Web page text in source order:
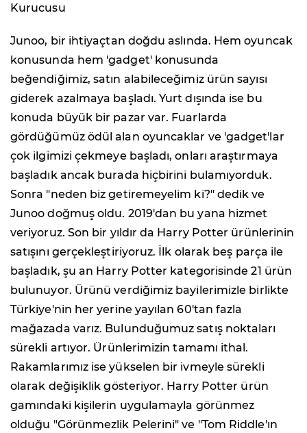
Kurucusu
Junoo, bir ihtiyaçtan doğdu aslında. Hem oyuncak
konusunda hem 'gadget' konusunda
beğendiğimiz, satın alabileceğimiz ürün sayısı
giderek azalmaya başladı. Yurt dışında ise bu
konuda büyük bir pazar var. Fuarlarda
gördüğümüz ödül alan oyuncaklar ve 'gadget'lar
çok ilgimizi çekmeye başladı, onları araştırmaya
başladık ancak burada hiçbirini bulamıyorduk.
Sonra "neden biz getiremeyelim ki?" dedik ve
Junoo doğmuş oldu. 2019'dan bu yana hizmet
veriyoruz. Son bir yıldır da Harry Potter ürünlerinin
satışını gerçekleştiriyoruz. İlk olarak beş parça ile
başladık, şu an Harry Potter kategorisinde 21 ürün
bulunuyor. Ürünü verdiğimiz bayilerimizle birlikte
Türkiye'nin her yerine yayılan 60'tan fazla
mağazada varız. Bulunduğumuz satış noktaları
sürekli artıyor. Ürünlerimizin tamamı ithal.
Rakamlarımız ise yükselen bir ivmeyle sürekli
olarak değişiklik gösteriyor. Harry Potter ürün
gamındaki kişilerin uygulamayla görünmez
olduğu "Görünmezlik Pelerini" ve "Tom Riddle'ın